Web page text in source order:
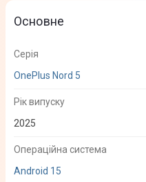
Основне
Серія
OnePlus Nord 5
Рік випуску
2025
Операційна система
Android 15